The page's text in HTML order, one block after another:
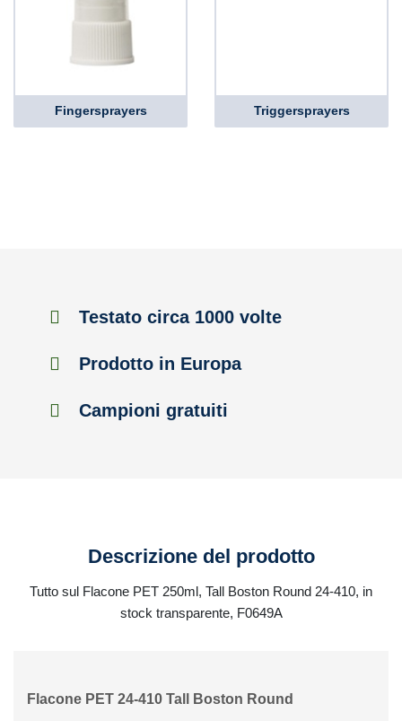
Fingersprayers Triggersprayers
Testato circa 1000 volte
Prodotto in Europa
Campioni gratuiti
Descrizione del prodotto
Tutto sul Flacone PET 250ml, Tall Boston Round 24-410, in
stock transparente, F0649A
Flacone PET 24-410 Tall Boston Round